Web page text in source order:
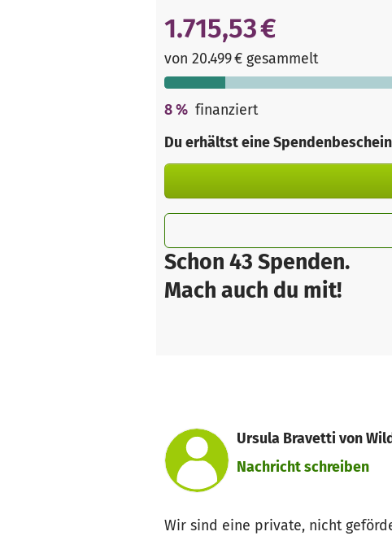
Schon 43 Spenden.
Mach auch du mit!
1.715,53 €
von 20.499 € gesammelt
8% finanziert
Du erhältst eine
Ursula Bravetti von
Nachricht schreiben
Wir sind eine private, nicht